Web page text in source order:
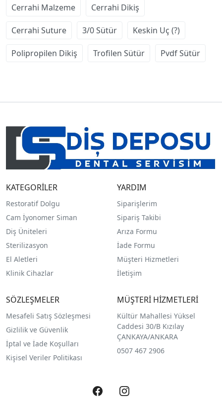
Cerrahi Malzeme Cerrahi Dikiş
Cerrahi Suture 3/0 Sütür Keskin Uç (?)
Polipropilen Dikiş Trofilen Sütür Pvdf Sütür
KATEGORİLER
Restoratif Dolgu
Cam İyonomer Siman
Diş Üniteleri
Sterilizasyon
El Aletleri
Klinik Cihazlar
YARDIM
Siparişlerim
Sipariş Takibi
Arıza Formu
İade Formu
Müşteri Hizmetleri
İletişim
SÖZLEŞMELER
Mesafeli Satış Sözleşmesi
Gizlilik ve Güvenlik
İptal ve İade Koşulları
Kişisel Veriler Politikası
MÜŞTERİ HİZMETLERİ
Kültür Mahallesi Yüksel
Caddesi 30/B Kızılay
ÇANKAYA/ANKARA
0507 467 2906